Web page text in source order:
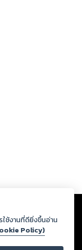
กฏว่าละเมิดสิทธิใน
ละศีลธรรม ดังนั้น ผู้อ่าน
ง และหากท่านพบว่าส่วน
บริษัท เพื่อทีมงานจะได้
ทธิ์ตามพระราชบัญญัติ
ช้งานที่ดียิ่งขึ้นอ่าน
Policy)